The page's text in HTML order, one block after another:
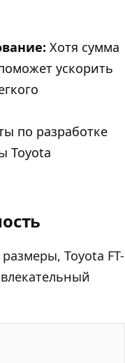
Хотя сумма
ускорить
по разработке
Toyota
Toyota FT-